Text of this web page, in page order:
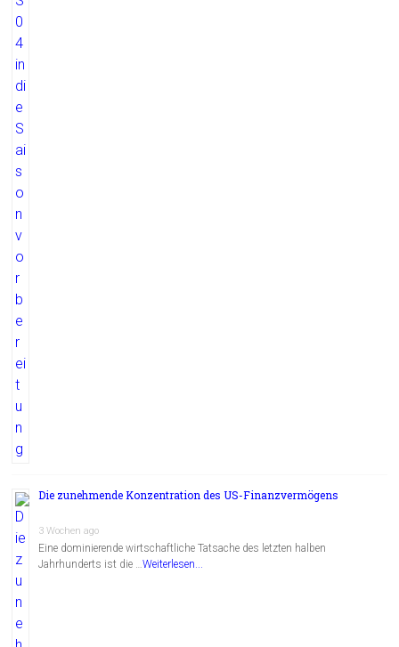
Die zunehmende Konzentration des US-Finanzvermögens
3 Wochen ago
Eine dominierende wirtschaftliche Tatsache des letzten halben
Jahrhunderts ist die …Weiterlesen...